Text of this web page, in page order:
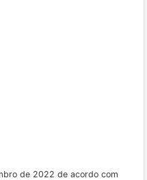
de 2022 de acordo com